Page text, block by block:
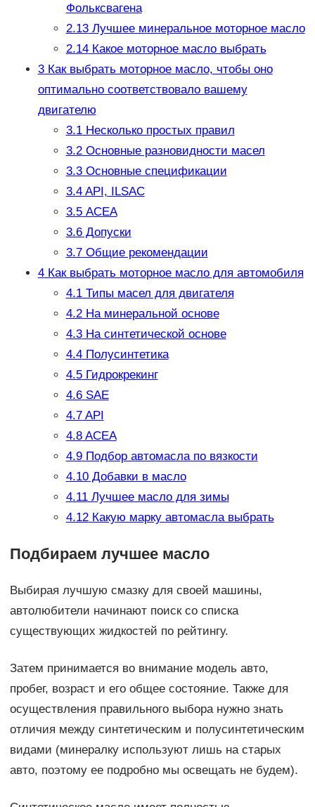
Фольксвагена
2.13Лучшее минеральное моторное масло
2.14Какое моторное масло выбрать
3Как выбрать моторное масло, чтобы оно
оптимально соответствовало вашему
двигателю
3.1Несколько простых правил
3.2Основные разновидности масел
3.3Основные спецификации
3.4API, ILSAC
3.5АСЕА
3.6Допуски
3.7Общие рекомендации
4Как выбрать моторное масло для автомобиля
4.1Типы масел для двигателя
4.2На минеральной основе
4.3На синтетической основе
4.4Полусинтетика
4.5Гидрокрекинг
4.6SAE
4.7API
4.8ACEA
4.9Подбор автомасла по вязкости
4.10Добавки в масло
4.11Лучшее масло для зимы
4.12Какую марку автомасла выбрать
Подбираем лучшее масло
Выбирая лучшую смазку для своей машины,
автолюбители начинают поиск со списка
существующих жидкостей по рейтингу.
Затем принимается во внимание модель авто,
пробег, возраст и его общее состояние. Также для
осуществления правильного выбора нужно знать
отличия между синтетическим и полусинтетическим
видами (минералку используют лишь на старых
авто, поэтому ее подробно мы освещать не будем).